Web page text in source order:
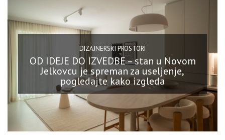
DIZAJNERSKI PROSTORI
OD IDEJE DO IZVEDBE – stan u Novom
Jelkovcu je spreman za useljenje,
pogledajte kako izgleda